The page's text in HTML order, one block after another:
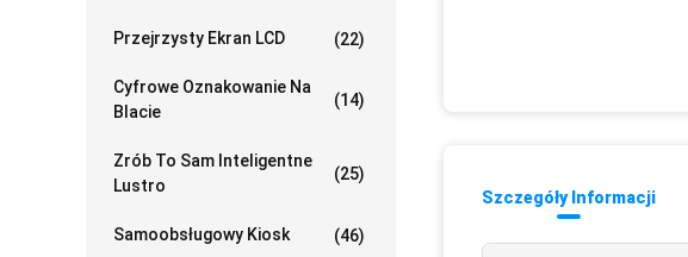
Przejrzysty Ekran LCD (22)
Cyfrowe Oznakowanie Na
Blacie
(14)
Zrób To Sam Inteligentne
Lustro
(25)
Samoobsługowy Kiosk (46)
Szczegóły Informacji